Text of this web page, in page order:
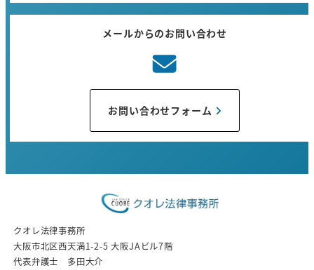
メールからのお問い合わせ
お問い合わせフォーム
クオレ法律事務所
大阪市北区西天満1-2-5 大阪JAビル7階
代表弁護士 多田大介